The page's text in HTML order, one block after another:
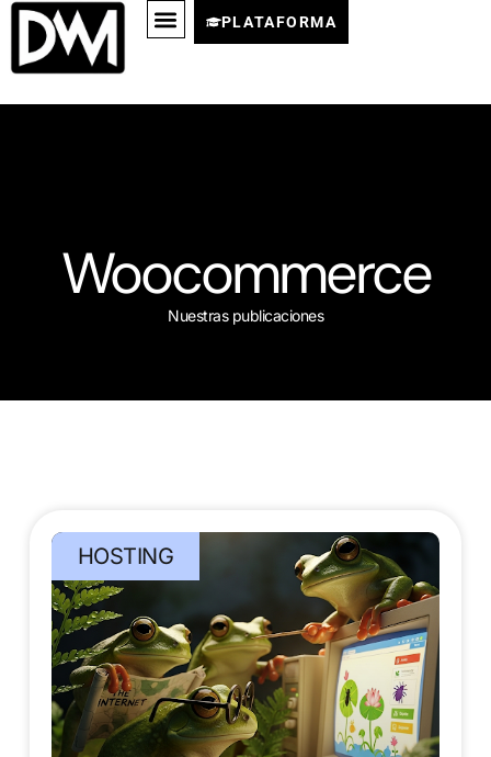
PLATAFORMA
Woocommerce
Nuestras publicaciones
HOSTING